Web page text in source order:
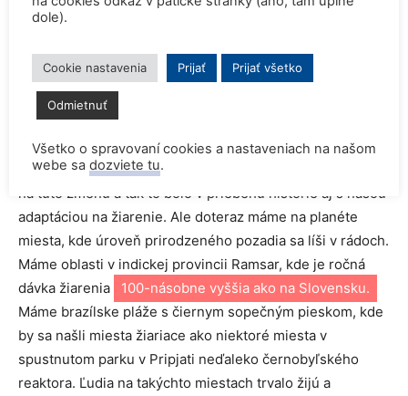
Kdesi som zachytil názor, že človek sa adaptoval na
žiarenie. Za tie tisícky rokov sme si jednoducho zvykli
a prispôsobili sa. Dokonca vesmír či Zem boli v dávnych
dobách oveľa rádioaktívnejšie ako dnes. Bol by možný
život – aj život človeka – bez žiarenia?
Áno, naša planéta sa postupne mení. Človek sa adaptuje
na túto zmenu a tak to bolo v priebehu histórie aj s našou
adaptáciou na žiarenie. Ale doteraz máme na planéte
miesta, kde úroveň prirodzeného pozadia sa líši v rádoch.
Máme oblasti v indickej provincii Ramsar, kde je ročná
dávka žiarenia
100-násobne vyššia ako na Slovensku.
Máme brazílske pláže s čiernym sopečným pieskom, kde
by sa našli miesta žiariace ako niektoré miesta v
spustnutom parku v Pripjati neďaleko černobyľského
reaktora. Ľudia na takýchto miestach trvalo žijú a
dole).
Cookie nastavenia Prijať Prijať všetko
Odmietnuť
Všetko o spravovaní cookies a nastaveniach na našom
webe sa dozviete tu.